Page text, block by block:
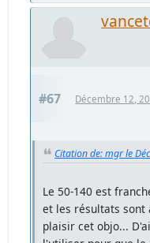
#67 Décembre 12,
Citation de: mgr le
Le 50-140 est
et les résultats
plaisir cet objo...